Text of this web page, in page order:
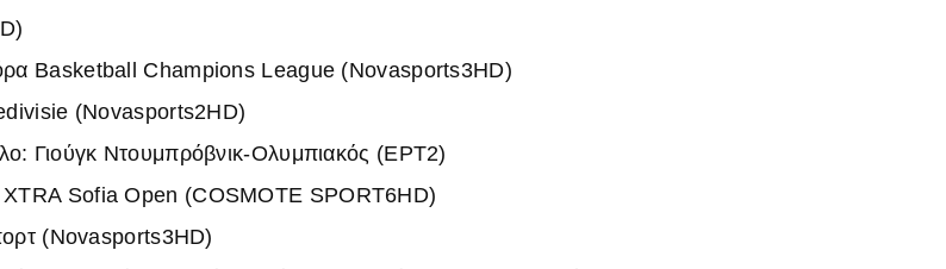
Basketball Champions League (Novasports3HD)
(Novasports2HD)
Γιούγκ Ντουμπρόβνικ-Ολυμπιακός (ΕΡΤ2)
XTRA Sofia Open (COSMOTE SPORT6HD)
(Novasports3HD)